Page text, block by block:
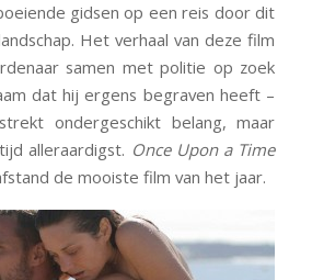
gidsen op een reis door dit
Het verhaal van deze film
samen met politie op zoek
dat hij ergens begraven heeft –
ondergeschikt belang, maar
alleraardigst. Once Upon a Time
de mooiste film van het jaar.